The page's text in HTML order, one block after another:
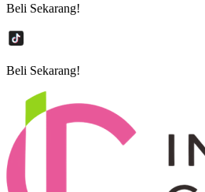
Beli Sekarang!
Beli Sekarang!